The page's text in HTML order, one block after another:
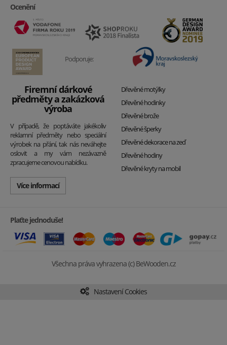
Ocenění
Podporuje:
Firemní dárkové
předměty a zakázková
výroba
V případě, že poptáváte jakékoliv
reklamní předměty nebo speciální
výrobek na přání, tak nás neváhejte
oslovit a my vám nezávazně
zpracujeme cenovou nabídku.
Více informací
Dřevěné motýlky
Dřevěné hodinky
Dřevěné brože
Dřevěné šperky
Dřevěné dekorace na zeď
Dřevěné hodiny
Dřevěné kryty na mobil
Plaťte jednoduše!
Všechna práva vyhrazena (c) BeWooden.cz
Nastavení Cookies